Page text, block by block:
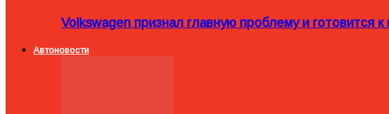
Volkswagen признал главную проблему и готовится
Автоновости